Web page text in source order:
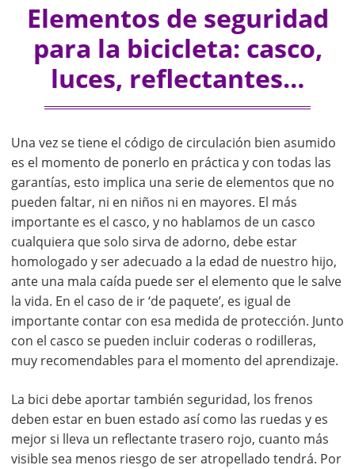
Elementos de seguridad
para la bicicleta: casco,
luces, reflectantes…
Una vez se tiene el código de circulación bien asumido
es el momento de ponerlo en práctica y con todas las
garantías, esto implica una serie de elementos que no
pueden faltar, ni en niños ni en mayores. El más
importante es el casco, y no hablamos de un casco
cualquiera que solo sirva de adorno, debe estar
homologado y ser adecuado a la edad de nuestro hijo,
ante una mala caída puede ser el elemento que le salve
la vida. En el caso de ir ‘de paquete’, es igual de
importante contar con esa medida de protección. Junto
con el casco se pueden incluir coderas o rodilleras,
muy recomendables para el momento del aprendizaje.
La bici debe aportar también seguridad, los frenos
deben estar en buen estado así como las ruedas y es
mejor si lleva un reflectante trasero rojo, cuanto más
visible sea menos riesgo de ser atropellado tendrá. Por